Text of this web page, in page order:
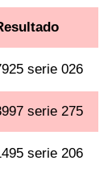
serie 026
serie 275
serie 206